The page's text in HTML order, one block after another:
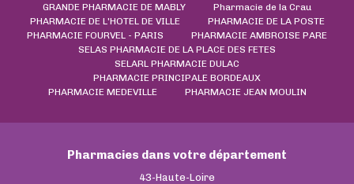
GRANDE PHARMACIE DE MABLY
Pharmacie de la Crau
PHARMACIE DE L'HOTEL DE VILLE
PHARMACIE DE LA POSTE
PHARMACIE FOURVEL - PARIS
PHARMACIE AMBROISE PARE
SELAS PHARMACIE DE LA PLACE DES FETES
SELARL PHARMACIE DULAC
PHARMACIE PRINCIPALE BORDEAUX
PHARMACIE MEDEVILLE
PHARMACIE JEAN MOULIN
Pharmacies dans votre département
43-Haute-Loire